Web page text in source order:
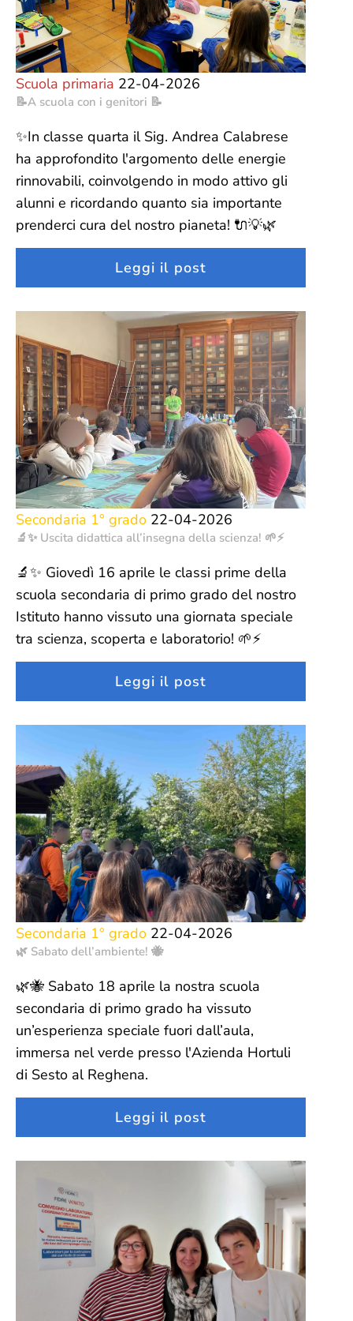
Scuola primaria 22-04-2026
📝A scuola con i genitori 📝
✨In classe quarta il Sig. Andrea Calabrese
ha approfondito l'argomento delle energie
rinnovabili, coinvolgendo in modo attivo gli
alunni e ricordando quanto sia importante
prenderci cura del nostro pianeta! 🔌💡🌿
Leggi il post
Secondaria 1° grado 22-04-2026
🔬✨ Uscita didattica all’insegna della scienza! 🌱⚡
🔬✨ Giovedì 16 aprile le classi prime della
scuola secondaria di primo grado del nostro
Istituto hanno vissuto una giornata speciale
tra scienza, scoperta e laboratorio! 🌱⚡
Leggi il post
Secondaria 1° grado 22-04-2026
🌿 Sabato dell’ambiente! 🐝
🌿🐝 Sabato 18 aprile la nostra scuola
secondaria di primo grado ha vissuto
un’esperienza speciale fuori dall’aula,
immersa nel verde presso l'Azienda Hortuli
di Sesto al Reghena.
Leggi il post